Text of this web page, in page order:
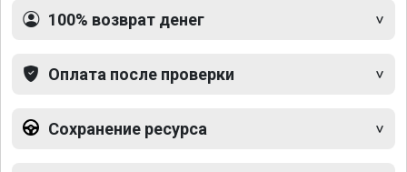
100% возврат денег
Оплата после проверки
Сохранение ресурса